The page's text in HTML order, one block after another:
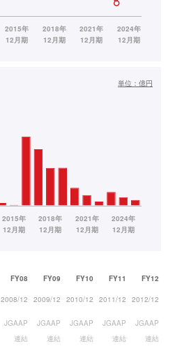
単位： 億円
FY08 FY09 FY10 FY11 FY12
2008/12 2009/12 2010/12 2011/12 2012/12
JGAAP
連結
JGAAP
連結
JGAAP
連結
JGAAP
連結
JGAAP
連結